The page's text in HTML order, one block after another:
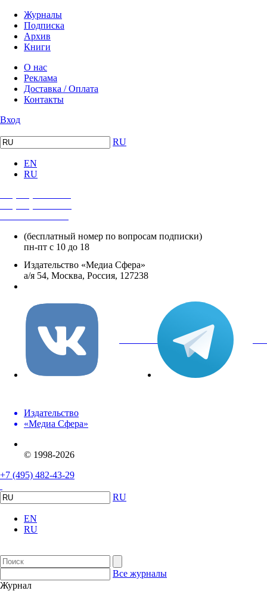
Журналы
Подписка
Архив
Книги
О нас
Реклама
Доставка / Оплата
Контакты
Вход
RU
EN
RU
(бесплатный номер по вопросам подписки)
пн-пт с 10 до 18
Издательство «Медиа Сфера»
а/я 54, Москва, Россия, 127238
вКонтакте
Издательство
«Медиа Сфера»
© 1998-2026
+7 (495) 482-43-29
RU
EN
RU
Все журналы
Журнал